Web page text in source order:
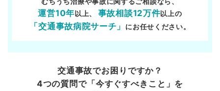
運営10年以上、 事故相談12万件以上の
「交通事故病院サーチ」 にお任せください。
交通事故でお困りですか？
4つの質問で「今すぐすべきこと」を